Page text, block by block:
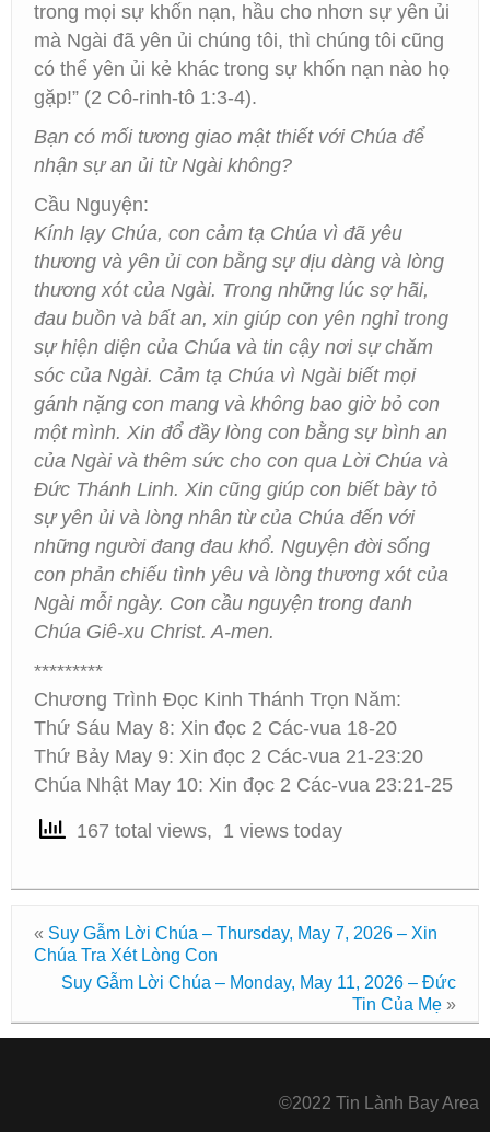
trong mọi sự khốn nạn, hầu cho nhơn sự yên ủi
mà Ngài đã yên ủi chúng tôi, thì chúng tôi cũng
có thể yên ủi kẻ khác trong sự khốn nạn nào họ
gặp!” (2 Cô-rinh-tô 1:3-4).
Bạn có mối tương giao mật thiết với Chúa để
nhận sự an ủi từ Ngài không?
Cầu Nguyện:
Kính lạy Chúa, con cảm tạ Chúa vì đã yêu
thương và yên ủi con bằng sự dịu dàng và lòng
thương xót của Ngài. Trong những lúc sợ hãi,
đau buồn và bất an, xin giúp con yên nghỉ trong
sự hiện diện của Chúa và tin cậy nơi sự chăm
sóc của Ngài. Cảm tạ Chúa vì Ngài biết mọi
gánh nặng con mang và không bao giờ bỏ con
một mình. Xin đổ đầy lòng con bằng sự bình an
của Ngài và thêm sức cho con qua Lời Chúa và
Đức Thánh Linh. Xin cũng giúp con biết bày tỏ
sự yên ủi và lòng nhân từ của Chúa đến với
những người đang đau khổ. Nguyện đời sống
con phản chiếu tình yêu và lòng thương xót của
Ngài mỗi ngày. Con cầu nguyện trong danh
Chúa Giê-xu Christ. A-men.
*********
Chương Trình Đọc Kinh Thánh Trọn Năm:
Thứ Sáu May 8: Xin đọc 2 Các-vua 18-20
Thứ Bảy May 9: Xin đọc 2 Các-vua 21-23:20
Chúa Nhật May 10: Xin đọc 2 Các-vua 23:21-25
167 total views, 1 views today
« Suy Gẫm Lời Chúa – Thursday, May 7, 2026 – Xin
Chúa Tra Xét Lòng Con
Suy Gẫm Lời Chúa – Monday, May 11, 2026 – Đức
Tin Của Mẹ »
©2022 Tin Lành Bay Area